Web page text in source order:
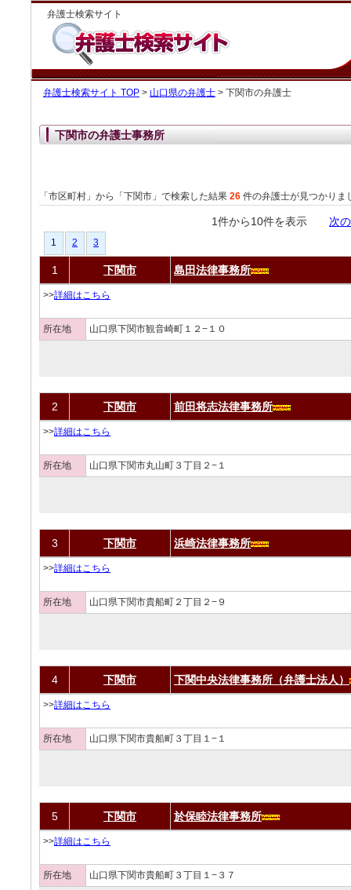
弁護士検索サイト
弁護士検索サイト TOP > 山口県の弁護士 > 下関市の弁護士
下関市の弁護士事務所
「市区町村」から「下関市」で検索した結果 26 件の弁護士が見つかりま
1件から10件を表示 次
1 2 3
1 下関市 島田法律事務所
>>詳細はこちら
所在地 山口県下関市観音崎町１２−１０
2 下関市 前田将志法律事務所
>>詳細はこちら
所在地 山口県下関市丸山町３丁目２−１
3 下関市 浜崎法律事務所
>>詳細はこちら
所在地 山口県下関市貴船町２丁目２−９
4 下関市 下関中央法律事務所（弁護士法人）
>>詳細はこちら
所在地 山口県下関市貴船町３丁目１−１
5 下関市 於保睦法律事務所
>>詳細はこちら
所在地 山口県下関市貴船町３丁目１−３７